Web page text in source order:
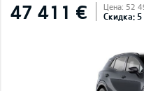
47 411 € Цена: 52
Скидка: 5